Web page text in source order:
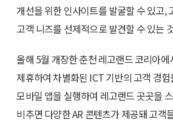
개선을 위한 인사이트를 발굴할 수 있고,
고객 니즈를 선제적으로 발견할 수 있는
올해 5월 개장한 춘천 레고랜드 코리아
제휴하여 차별화된 ICT 기반의 고객 경
모바일 앱을 실행하여 레고랜드 곳곳을
비추면 다양한 AR 콘텐츠가 제공돼 고객